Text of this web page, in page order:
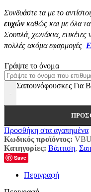
Συνδυάστε τα με το
ευχώνκαθώς και με όλα τα
Σουπλά, χωνάκια, ετικέτες
πολλές ακόμα εφαρμογές
Γράψτε το όνομα
-
Σαπουνόφουσκες Για
Προσθήκη στα αγαπημένα
Κωδικός προϊόντος:
Κατηγορίες: Βάπτιση,
Save
Περιγραφή